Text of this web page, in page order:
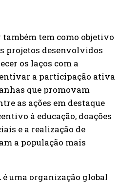
tem como objetivo
projetos desenvolvidos
os laços com a
a participação ativa
que promovam
as ações em destaque
à educação, doações
e a realização de
a população mais
é uma organização global